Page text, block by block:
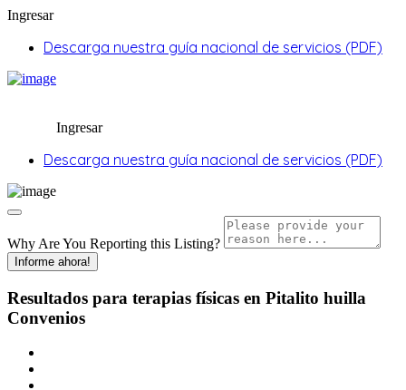
Ingresar
Descarga nuestra guía nacional de servicios (PDF)
Ingresar
Descarga nuestra guía nacional de servicios (PDF)
Why Are You Reporting this Listing?
Informe ahora!
Resultados para terapias físicas en Pitalito huilla
Convenios